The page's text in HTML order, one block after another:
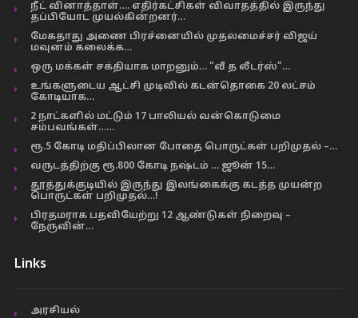
நீட் வினாத்தாள்…. எதிர்கட்சிகள் விவாதத்தில் இருந்து
தப்பியோட முயல்கின்றனர்…
மேகதாது அணை பிரச்னையில் முதலமைச்சர் விஜய்
மவுனம் கலைக்க…
ஒரு மக்கள் சக்தியாக மாறனும்… “வீ த லீடர்ஸ்”…
உங்களுடைய ஆட்சி முடிவில் கடன்தொகை 20 லட்சம்
கோடியாக…
2 நாட்களில் மட்டும் 17 பாலியல் வன்கொடுமை
சம்பவங்கள்……
ரூ.5 கோடி மதிப்பிலான போதை பொருட்கள் பறிமுதல் –…
வருடத்திற்கு ரூ.800 கோடி நஷ்டம் … ஜூன் 15…
தூத்துக்குடியில் இருந்து இலங்கைக்கு கடத்த முயன்ற
பொருட்கள் பறிமுதல்…!
பிரதமராக பதவியேற்று 12 ஆண்டுகள் நிறைவு –
நேருவின்…
Links
அரசியல்